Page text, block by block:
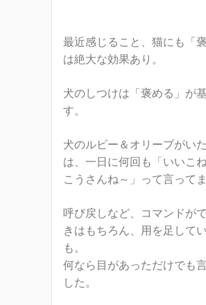
最近感じること、猫にも「褒
は絶大な効果あり。
犬のしつけは「褒める」が
す。
犬のルビー＆オリーブがい
は、一日に何回も「いいこ
こうさんね～」って言ってま
呼び戻しなど、コマンドが
きはもちろん、用を足して
も。
何なら目があっただけでも
した。